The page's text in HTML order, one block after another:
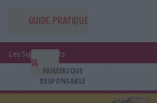
GUIDE PRATIQUE
IA
Les Suppléments
NUMÉRIQUE
RESPONSABLE